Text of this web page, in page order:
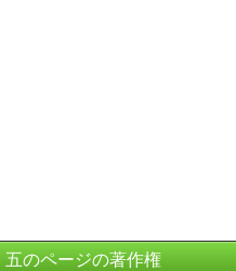
五のページの著作権